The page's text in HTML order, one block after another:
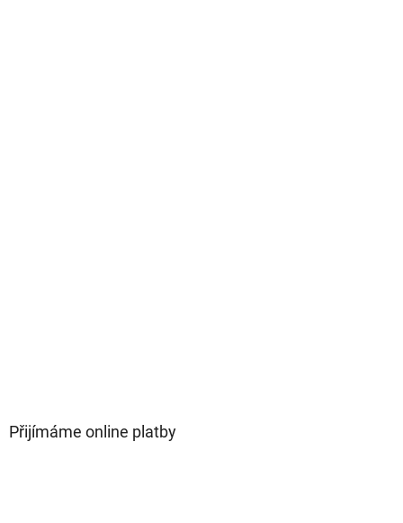
Přijímáme online platby